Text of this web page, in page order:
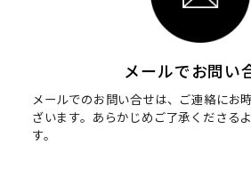
メールでお問い
メールでのお問い合せは、ご連絡にお
ざいます。 あらかじめご了承くださる
す。